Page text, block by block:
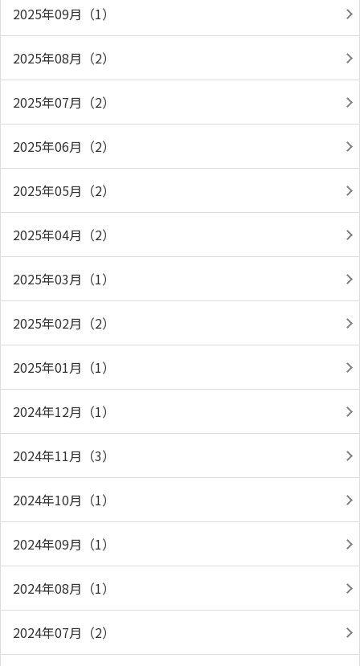
2025年09月（1）
2025年08月（2）
2025年07月（2）
2025年06月（2）
2025年05月（2）
2025年04月（2）
2025年03月（1）
2025年02月（2）
2025年01月（1）
2024年12月（1）
2024年11月（3）
2024年10月（1）
2024年09月（1）
2024年08月（1）
2024年07月（2）